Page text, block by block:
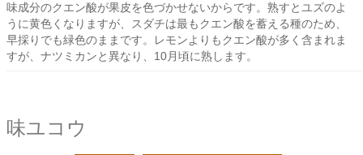
味成分のクエン酸が果皮を色づかせないからです。熟すとユズのよ
うに黄色くなりますが、スダチは最もクエン酸を蓄える種のため、
早採りでも緑色のままです。レモンよりもクエン酸が多く含まれま
すが、ナツミカンと異なり、10月頃に熟します。
味ユコウ